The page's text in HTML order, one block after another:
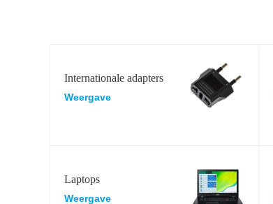
Internationale adapters
Weergave
Laptops
Weergave